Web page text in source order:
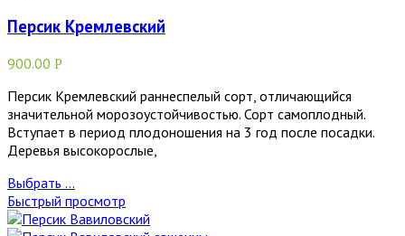
Персик Кремлевский
900.00 Р
Персик Кремлевский раннеспелый сорт, отличающийся
значительной морозоустойчивостью. Сорт самоплодный.
Вступает в период плодоношения на 3 год после посадки.
Деревья высокорослые,
Выбрать ...
Быстрый просмотр